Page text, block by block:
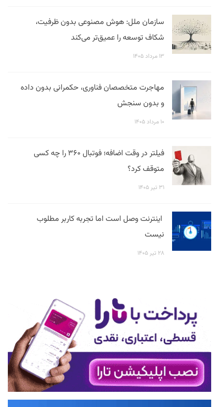
سازمان ملل: هوش مصنوعی بدون ظرفیت،
شکاف توسعه را عمیق‌تر می‌کند
۱۳ مرداد ۱۴۰۵
مهاجرت متخصصان فناوری، حکمرانی بدون داده
و بدون سنجش
۱۰ مرداد ۱۴۰۵
فیلتر در وقت اضافه؛ فوتبال ۳۶۰ را چه کسی
متوقف کرد؟
۳۱ تیر ۱۴۰۵
اینترنت وصل است اما تجربه کاربر مطلوب
نیست
۲۸ تیر ۱۴۰۵